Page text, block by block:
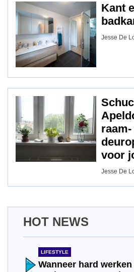
Kant
Jesse De
voor
Jesse De
HOT NEWS
LIFESTYLE
Wanneer hard